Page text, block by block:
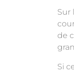
Sur
de
Si